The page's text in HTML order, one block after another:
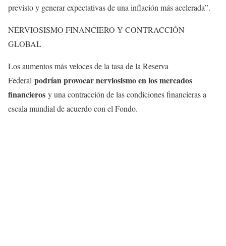
previsto y generar expectativas de una inflación más acelerada”.
NERVIOSISMO FINANCIERO Y CONTRACCIÓN
GLOBAL
Los aumentos más veloces de la tasa de la Reserva
Federal podrían provocar nerviosismo en los mercados
financieros y una contracción de las condiciones financieras a
escala mundial de acuerdo con el Fondo.